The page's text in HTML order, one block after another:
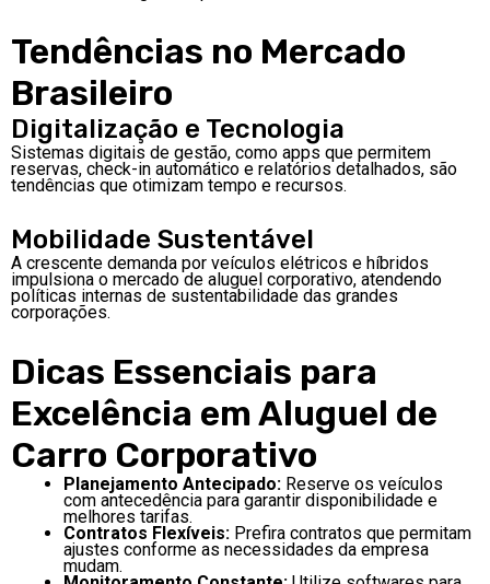
Tendências no Mercado
Brasileiro
Digitalização e Tecnologia
Sistemas digitais de gestão, como apps que permitem
reservas, check-in automático e relatórios detalhados, são
tendências que otimizam tempo e recursos.
Mobilidade Sustentável
A crescente demanda por veículos elétricos e híbridos
impulsiona o mercado de aluguel corporativo, atendendo
políticas internas de sustentabilidade das grandes
corporações.
Dicas Essenciais para
Excelência em Aluguel de
Carro Corporativo
Planejamento Antecipado: Reserve os veículos
com antecedência para garantir disponibilidade e
melhores tarifas.
Contratos Flexíveis: Prefira contratos que permitam
ajustes conforme as necessidades da empresa
mudam.